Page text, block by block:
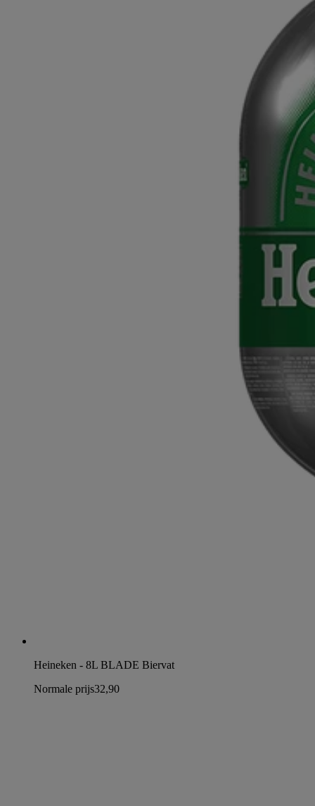
Heineken - 8L BLADE Biervat
Normale prijs32,90